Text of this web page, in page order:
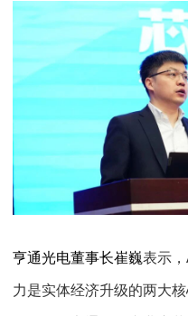
亨通光电董事长崔巍表示，
力是实体经济升级的两大核